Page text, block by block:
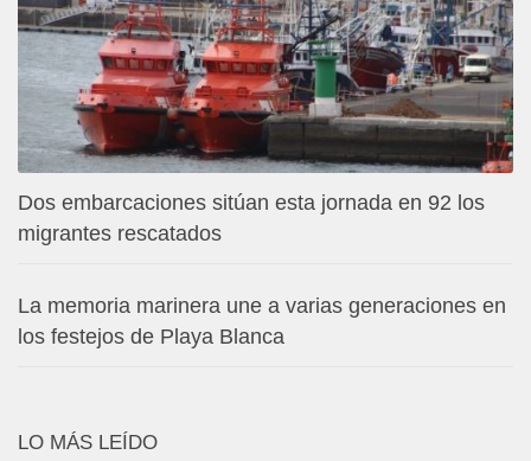
Dos embarcaciones sitúan esta jornada en 92 los
migrantes rescatados
La memoria marinera une a varias generaciones en
los festejos de Playa Blanca
LO MÁS LEÍDO